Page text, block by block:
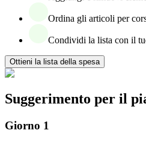
Ordina gli articoli per
Condividi la lista con il
Ottieni la lista della spesa
Suggerimento per il
Giorno 1